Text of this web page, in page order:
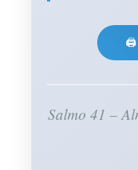
🖨️
Salmo 41 –